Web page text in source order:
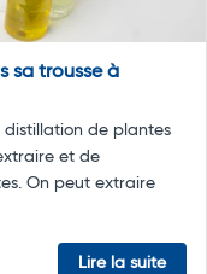
sa trousse à
distillation de plantes
et de
On peut extraire
Lire la suite